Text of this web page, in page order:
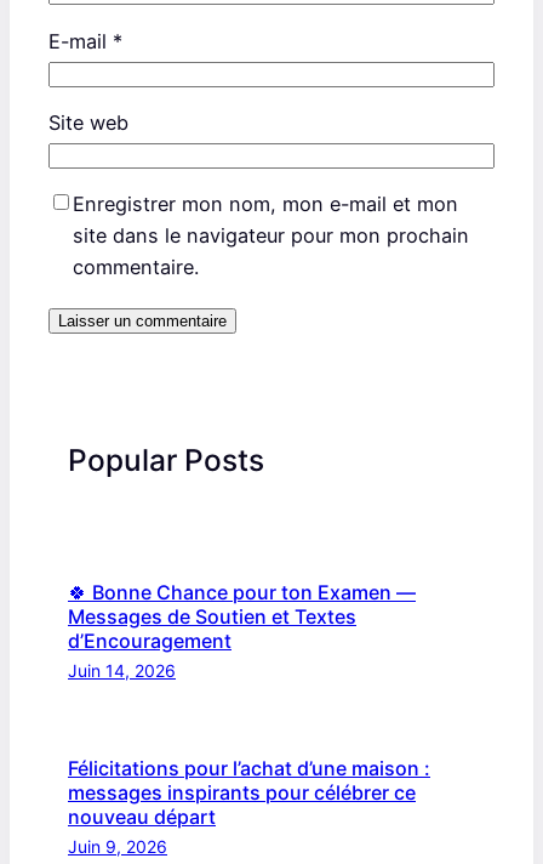
E-mail *
Site web
Enregistrer mon nom, mon e-mail et mon
site dans le navigateur pour mon prochain
commentaire.
Popular Posts
🍀 Bonne Chance pour ton Examen —
Messages de Soutien et Textes
d’Encouragement
Juin 14, 2026
Félicitations pour l’achat d’une maison :
messages inspirants pour célébrer ce
nouveau départ
Juin 9, 2026